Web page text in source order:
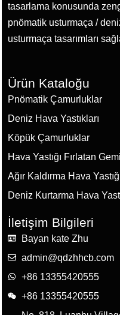
tasarlama konusunda
pnömatik usturmaça /
usturmaça tasarımları
Ürün Kataloğu
Pnömatik Çamurluklar
Deniz Hava Yastıkları
Köpük Çamurluklar
Hava Yastığı Fırlatan Gemi
Ağır Kaldırma Hava
Deniz Kurtarma Hava
İletişim Bilgileri
Bayan kate Zhu
admin@qdzhhcb.com
+86 13355420555
+86 13355420555